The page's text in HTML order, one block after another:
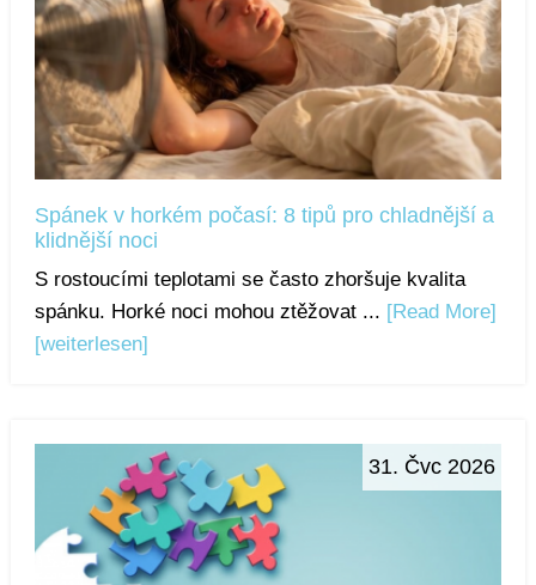
Spánek v horkém počasí: 8 tipů pro chladnější a
klidnější noci
S rostoucími teplotami se často zhoršuje kvalita
spánku. Horké noci mohou ztěžovat ... [Read More]
[weiterlesen]
31. Čvc 2026